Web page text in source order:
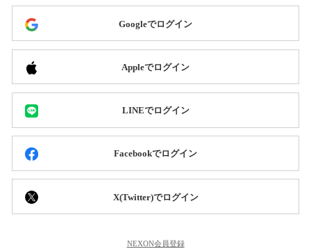
Googleでログイン
Appleでログイン
LINEでログイン
Facebookでログイン
X(Twitter)でログイン
NEXON会員登録